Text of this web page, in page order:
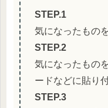
STEP.1
気になったもの
STEP.2
気になったもの
ードなどに貼り
STEP.3